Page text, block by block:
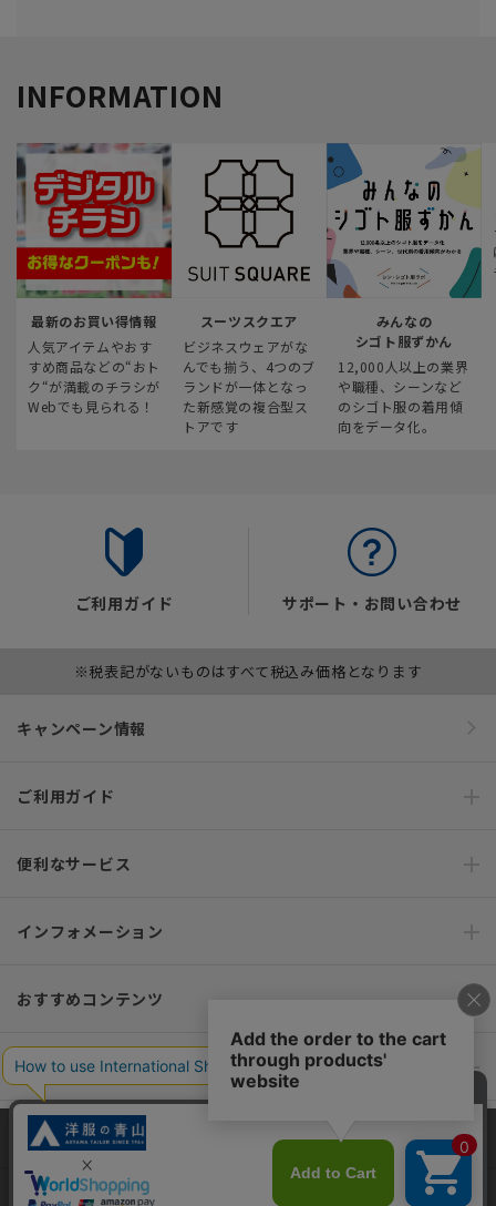
INFORMATION
最新のお買い得情報
人気アイテムやおす
すめ商品などの“おト
ク“が満載のチラシが
Webでも見られる！
スーツスクエア
ビジネスウェアがな
んでも揃う、4つのブ
ランドが一体となっ
た新感覚の複合型ス
トアです
みんなの
シゴト服ずかん
12,000人以上の業界
や職種、シーンなど
のシゴト服の着用傾
向をデータ化。
ご利用ガイド サポート・お問い合わせ
※税表記がないものはすべて税込み価格となります
キャンペーン情報
ご利用ガイド
便利なサービス
インフォメーション
おすすめコンテンツ
ポリシー・企業情報
オーダースーツなら SHITATE
当サイトでは、快適な閲覧体験とコンテンツ改善のためにCookieを使用
しています。閲覧を続けることで、Cookieの使用に同意したものとみな